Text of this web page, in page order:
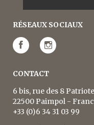
CONTACT
6 bis, rue des 8 Patriotes
+33 (0)6 34 31 03 99
10, rue des Orfèvres